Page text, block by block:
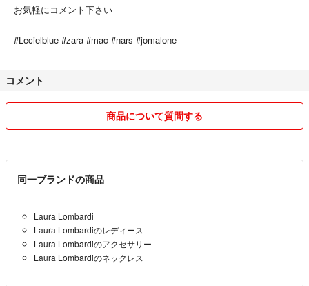
お気軽にコメント下さい
#Lecielblue #zara #mac #nars #jomalone
コメント
商品について質問する
同一ブランドの商品
Laura Lombardi
Laura Lombardiのレディース
Laura Lombardiのアクセサリー
Laura Lombardiのネックレス